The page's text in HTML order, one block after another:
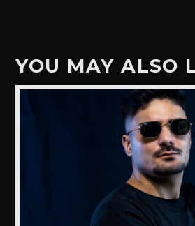
YOU MAY ALSO